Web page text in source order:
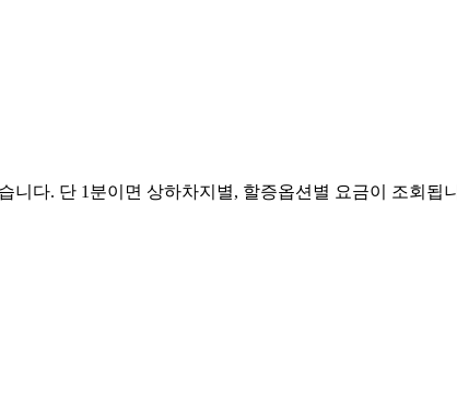
니다. 단 1분이면 상하차지별, 할증옵션별 요금이 조회됩